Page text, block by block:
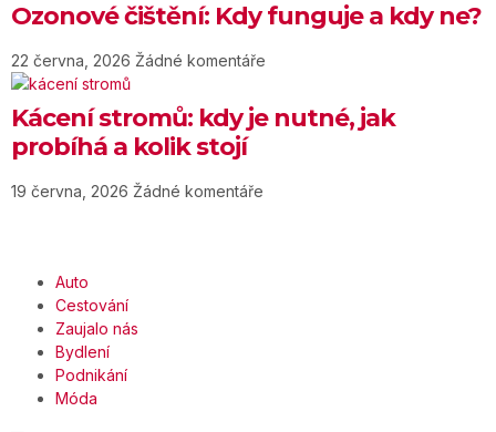
Ozonové čištění: Kdy funguje a kdy ne?
22 června, 2026 Žádné komentáře
Kácení stromů: kdy je nutné, jak
probíhá a kolik stojí
19 června, 2026 Žádné komentáře
Auto
Cestování
Zaujalo nás
Bydlení
Podnikání
Móda